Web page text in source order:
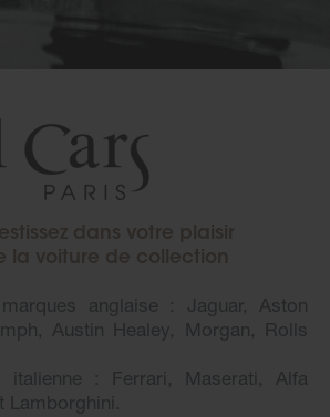
anglaise : Jaguar, Aston
Austin Healey, Morgan, Rolls
italienne : Ferrari, Maserati, Alfa